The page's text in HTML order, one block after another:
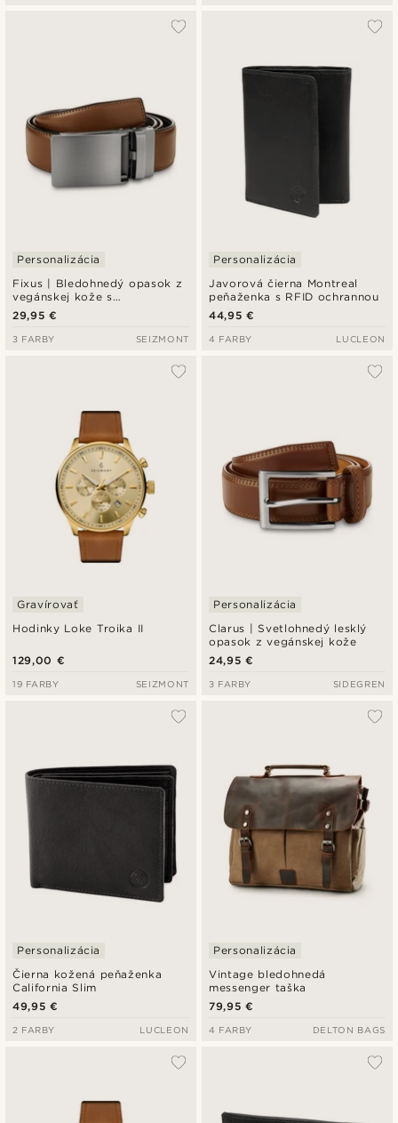
Fixus | Bledohnedý opasok z
vegánskej kože s
automatickou prackou
Personalizácia
29,95 €
3 FARBY SEIZMONT
Javorová čierna Montreal
peňaženka s RFID ochrannou
Personalizácia
44,95 €
4 FARBY LUCLEON
Hodinky Loke Troika II
Gravírovať
129,00 €
19 FARBY SEIZMONT
Clarus | Svetlohnedý lesklý
opasok z vegánskej kože
Personalizácia
24,95 €
3 FARBY SIDEGREN
Čierna kožená peňaženka
California Slim
Personalizácia
49,95 €
2 FARBY LUCLEON
Vintage bledohnedá
messenger taška
Personalizácia
79,95 €
4 FARBY DELTON BAGS